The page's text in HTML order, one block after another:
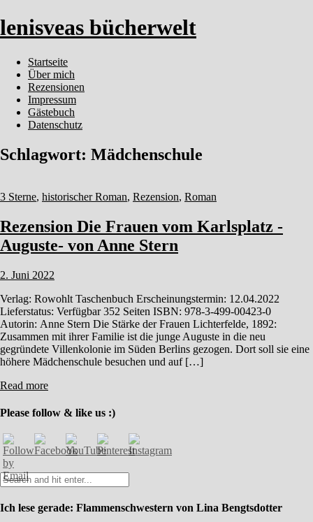
lenisveas bücherwelt
Startseite
Über mich
Rezensionen
Impressum
Gästebuch
Datenschutz
Schlagwort: Mädchenschule
3 Sterne, historischer Roman, Rezension, Roman
Rezension Die Frauen vom Karlsplatz -
Auguste- von Anne Stern
2. Juni 2022
Verlag: Rowohlt Taschenbuch Erscheinungstermin: 12.04.2022
Lieferstatus: Verfügbar 352 Seiten ISBN: 978-3-499-00423-0
Autorin: Anne Stern Die Stärke der Frauen Lichterfelde, 1892:
Zusammen mit ihrer Familie ist die junge Auguste in die neu
gegründete Villenkolonie im Süden Berlins gezogen. Dort soll sie eine
höhere Mädchenschule besuchen und auf […]
Read more
Please follow & like us :)
Ich lese gerade: Flammenschwestern von Lina Bengtsdotter